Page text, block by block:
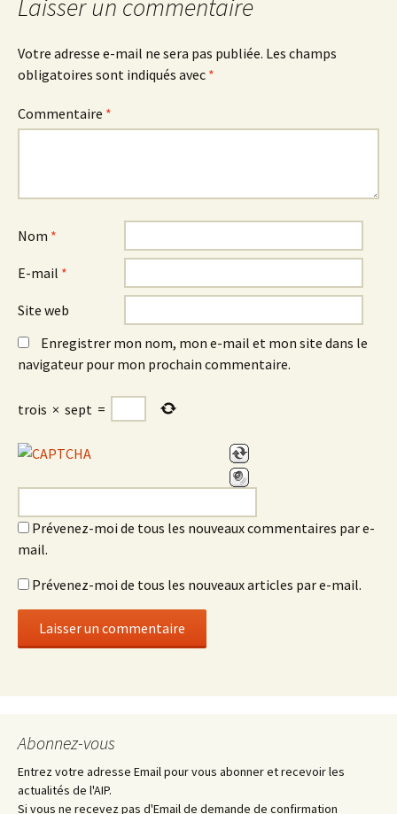
articles
Laisser un commentaire
Votre adresse e-mail ne sera pas publiée. Les champs
obligatoires sont indiqués avec *
Commentaire *
Nom *
E-mail *
Site web
Enregistrer mon nom, mon e-mail et mon site dans le
navigateur pour mon prochain commentaire.
trois × sept =
Prévenez-moi de tous les nouveaux commentaires par e-
mail.
Prévenez-moi de tous les nouveaux articles par e-mail.
Abonnez-vous
Entrez votre adresse Email pour vous abonner et recevoir les
actualités de l'AIP.
Si vous ne recevez pas d'Email de demande de confirmation